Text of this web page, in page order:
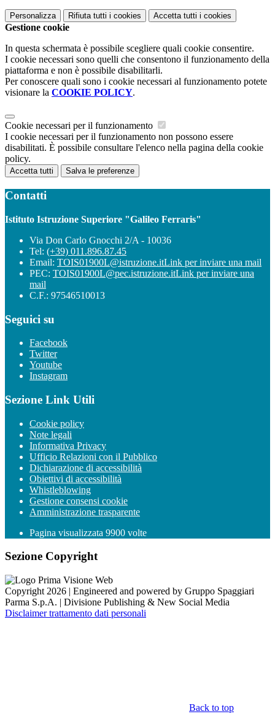
Personalizza Rifiuta tutti i cookies Accetta tutti i cookies
Gestione cookie
In questa schermata è possibile scegliere quali cookie consentire.
I cookie necessari sono quelli che consentono il funzionamento della
piattaforma e non è possibile disabilitarli.
Per conoscere quali sono i cookie necessari al funzionamento potete
visionare la COOKIE POLICY.
Cookie necessari per il funzionamento
I cookie necessari per il funzionamento non possono essere
disabilitati. È possibile consultare l'elenco nella pagina della cookie
policy.
Accetta tutti Salva le preferenze
Contatti
Istituto Istruzione Superiore "Galileo Ferraris"
Via Don Carlo Gnocchi 2/A - 10036
Tel: (+39) 011.896.87.45
Email: TOIS01900L@istruzione.itLink per inviare una mail
PEC: TOIS01900L@pec.istruzione.itLink per inviare una
mail
C.F.: 97546510013
Seguici su
Facebook
Twitter
Youtube
Instagram
Sezione Link Utili
Cookie policy
Note legali
Informativa Privacy
Ufficio Relazioni con il Pubblico
Dichiarazione di accessibilità
Obiettivi di accessibilità
Whistleblowing
Gestione consensi cookie
Amministrazione trasparente
Pagina visualizzata 9900 volte
Sezione Copyright
Copyright 2026 | Engineered and powered by Gruppo Spaggiari
Parma S.p.A. | Divisione Publishing & New Social Media
Disclaimer trattamento dati personali
Back to top